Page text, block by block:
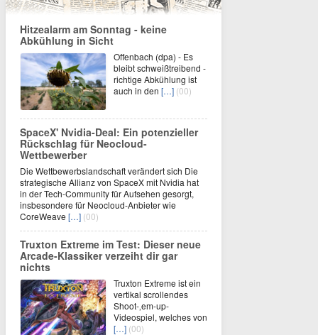
Hitzealarm am Sonntag - keine
Abkühlung in Sicht
Offenbach (dpa) - Es
bleibt schweißtreibend -
richtige Abkühlung ist
auch in den […] (00)
SpaceX' Nvidia-Deal: Ein potenzieller
Rückschlag für Neocloud-
Wettbewerber
Die Wettbewerbslandschaft verändert sich Die
strategische Allianz von SpaceX mit Nvidia hat
in der Tech-Community für Aufsehen gesorgt,
insbesondere für Neocloud-Anbieter wie
CoreWeave […] (00)
Truxton Extreme im Test: Dieser neue
Arcade-Klassiker verzeiht dir gar
nichts
Truxton Extreme ist ein
vertikal scrollendes
Shoot-‚em-up-
Videospiel, welches von
[…] (00)